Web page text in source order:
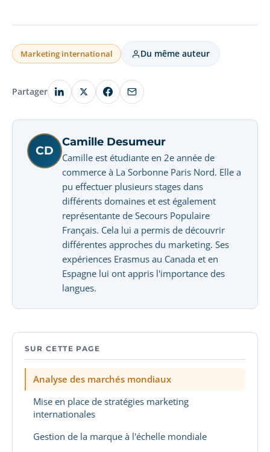
Marketing international Du même auteur
Partager
CD
Camille Desumeur
Camille est étudiante en 2e année de
commerce à La Sorbonne Paris Nord. Elle a
pu effectuer plusieurs stages dans
différents domaines et est également
représentante de Secours Populaire
Français. Cela lui a permis de découvrir
différentes approches du marketing. Ses
expériences Erasmus au Canada et en
Espagne lui ont appris l'importance des
langues.
SUR CETTE PAGE
Analyse des marchés mondiaux
Mise en place de stratégies marketing
internationales
Gestion de la marque à l'échelle mondiale